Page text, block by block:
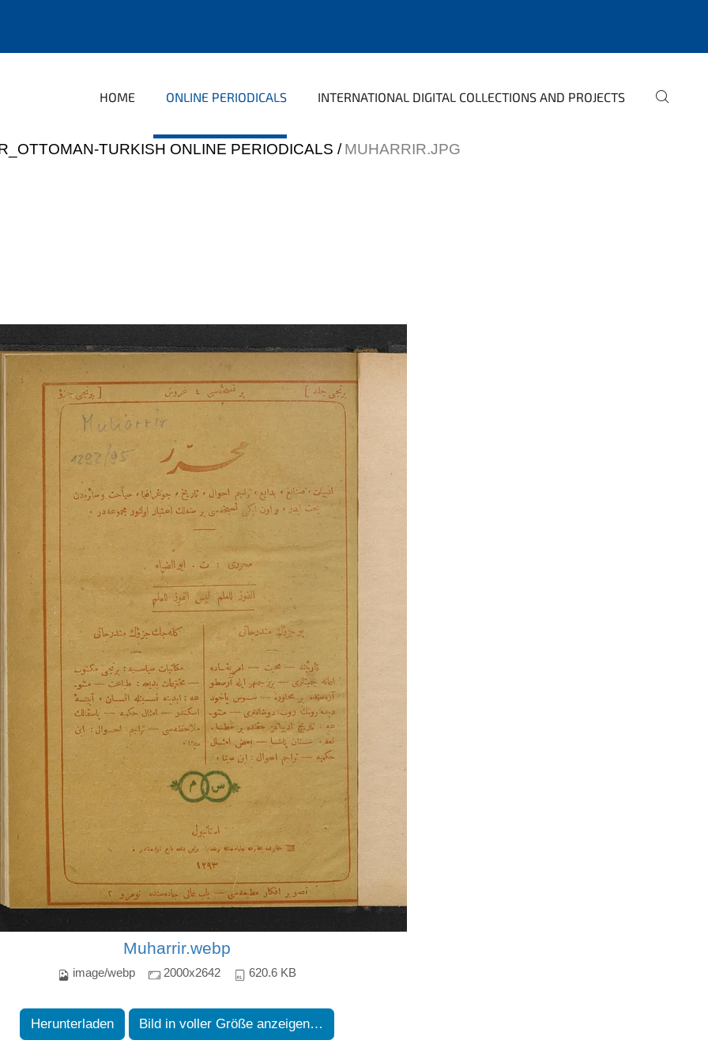
HOME ONLINE PERIODICALS INTERNATIONAL DIGITAL COLLECTIONS AND PROJECTS
TURKISH ONLINE PERIODICALS MUHARRIR.JPG
Muharrir.webp
image/webp 2000x2642 620.6 KB
Herunterladen Bild in voller Größe anzeigen…